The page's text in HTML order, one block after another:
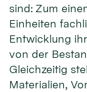
sind: Zum
Einheiten
Entwicklung
von der
Gleichzeitig
Materialien,